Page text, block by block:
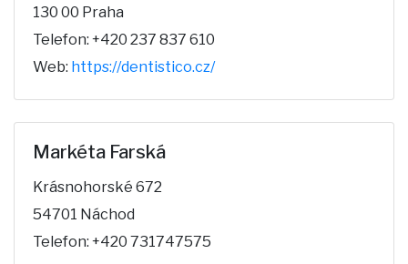
130 00 Praha
Telefon: +420 237 837 610
Web: https://dentistico.cz/
Markéta Farská
Krásnohorské 672
54701 Náchod
Telefon: +420 731747575